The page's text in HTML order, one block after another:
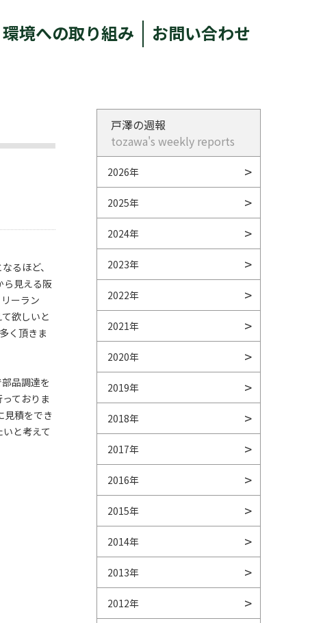
環境への取り組み お問い合わせ
るほど、
ら見える阪
ーラン
欲しいと
く頂きま
品調達を
ておりま
見積をでき
と考えて
戸澤の週報
tozawa's weekly reports
2026年
2025年
2024年
2023年
2022年
2021年
2020年
2019年
2018年
2017年
2016年
2015年
2014年
2013年
2012年